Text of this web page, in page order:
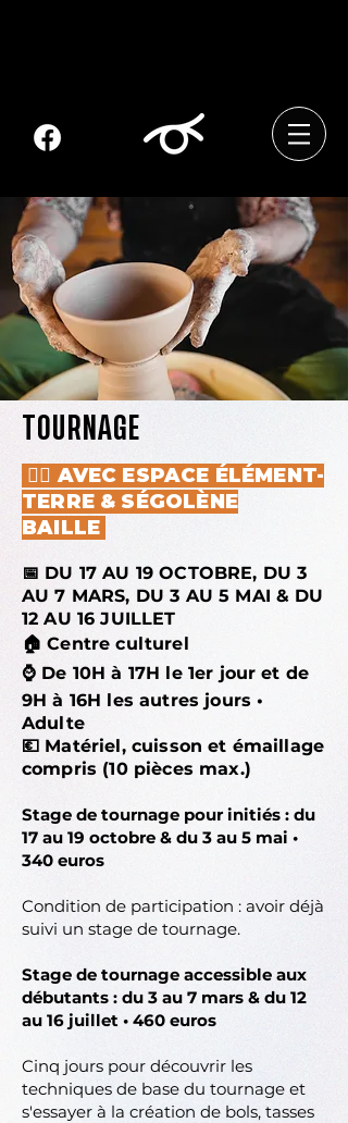
TOURNAGE
👱‍♀️ AVEC ESPACE ÉLÉMENT-
TERRE & SÉGOLÈNE
BAILLE
📅 DU 17 AU 19 OCTOBRE, DU 3
AU 7 MARS, DU 3 AU 5 MAI & DU
12 AU 16 JUILLET
🏠 Centre culturel
⌚ De 10H à 17H le 1er jour et de
9H à 16H les autres jours •
Adulte
💶 Matériel, cuisson et émaillage
compris (10 pièces max.)
Stage de tournage pour initiés : du
17 au 19 octobre & du 3 au 5 mai •
340 euros
Condition de participation : avoir déjà
suivi un stage de tournage.
Stage de tournage accessible aux
débutants : du 3 au 7 mars & du 12
au 16 juillet • 460 euros
Cinq jours pour découvrir les
techniques de base du tournage et
s'essayer à la création de bols, tasses